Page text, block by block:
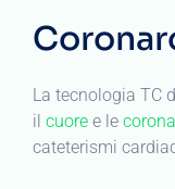
La tecnologia TC
il cuore e le
cateterismi